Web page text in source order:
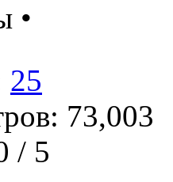
•
25
73,003
/ 5